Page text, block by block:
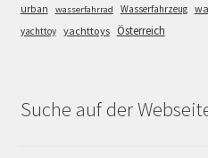
urban wasserfahrrad Wasserfahrzeug
yachttoy yachttoys Österreich
Suche auf der